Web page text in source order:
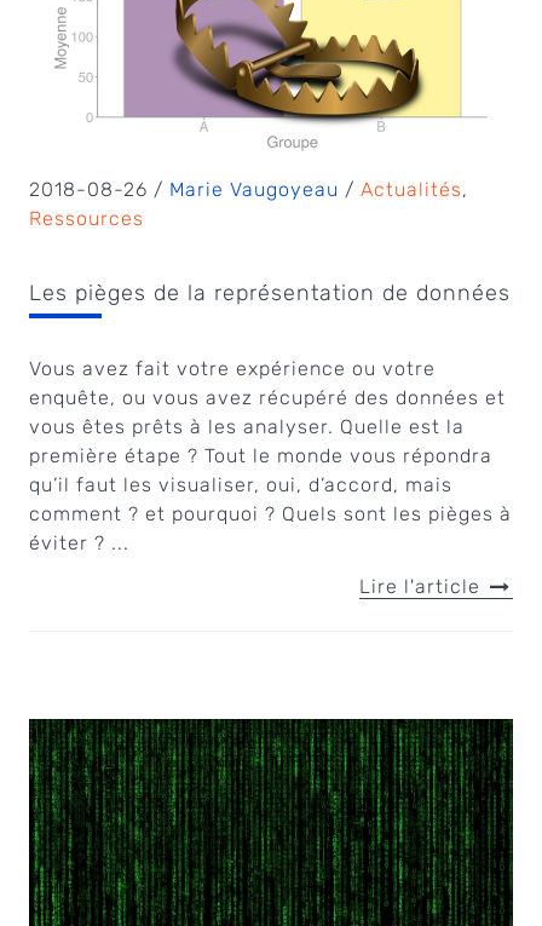
2018-08-26 / Marie Vaugoyeau / Actualités,
Ressources
Les pièges de la représentation de données
Vous avez fait votre expérience ou votre
enquête, ou vous avez récupéré des données et
vous êtes prêts à les analyser. Quelle est la
première étape ? Tout le monde vous répondra
qu’il faut les visualiser, oui, d’accord, mais
comment ? et pourquoi ? Quels sont les pièges à
éviter ? ...
Lire l'article